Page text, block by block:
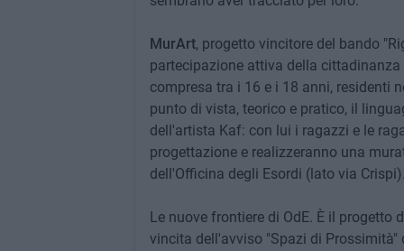
MurArt, progetto vincitore del bando
partecipazione attiva della
compresa tra i 16 e i 18 anni, residenti
punto di vista, teorico e pratico, il
dell'artista Kaf: con lui i ragazzi e le
progettazione e realizzeranno una
dell'Officina degli Esordi (lato via Crispi).
Le nuove frontiere di OdE. È il progetto
vincita dell'avviso "Spazi di